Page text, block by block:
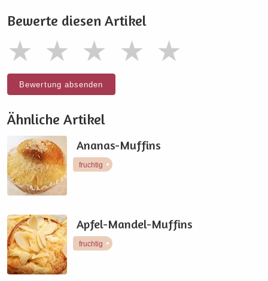
Bewerte diesen Artikel
Bewertung absenden
Ähnliche Artikel
Ananas-Muffins
fruchtig
Apfel-Mandel-Muffins
fruchtig